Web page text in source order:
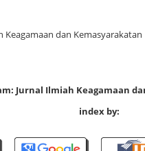
Keagamaan dan Kemasyarakatan
Jurnal Ilmiah Keagamaan
index by: